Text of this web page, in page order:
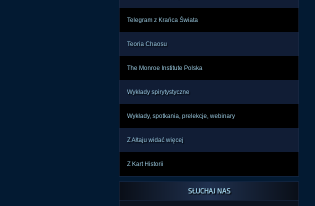
Telegram z Krańca Świata
Teoria Chaosu
The Monroe Institute Polska
Wykłady spirytystyczne
Wykłady, spotkania, prelekcje, webinary
Z Ałtaju widać więcej
Z Kart Historii
SŁUCHAJ NAS